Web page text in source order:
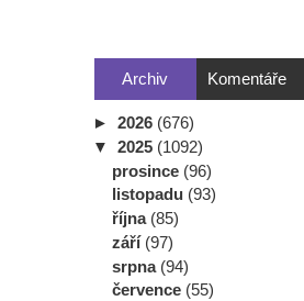
Archiv Komentáře
► 2026 (676)
▼ 2025 (1092)
prosince (96)
listopadu (93)
října (85)
září (97)
srpna (94)
července (55)